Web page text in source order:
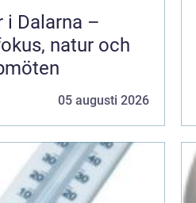
i Dalarna –
natur och
05 augusti 2026